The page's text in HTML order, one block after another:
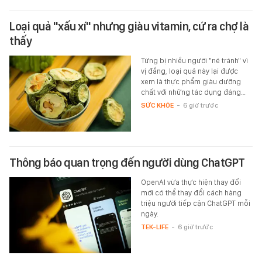
Loại quả "xấu xí" nhưng giàu vitamin, cứ ra chợ là
thấy
Từng bị nhiều người "né tránh" vì
vị đắng, loại quả này lại được
xem là thực phẩm giàu dưỡng
chất với những tác dụng đáng…
SỨC KHỎE - 6 giờ trước
Thông báo quan trọng đến người dùng ChatGPT
OpenAI vừa thực hiện thay đổi
mới có thể thay đổi cách hàng
triệu người tiếp cận ChatGPT mỗi
ngày.
TEK-LIFE - 6 giờ trước